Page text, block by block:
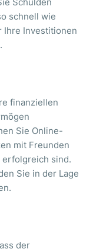
schnell wie
Ihre Investitionen
finanziellen
Sie Online-
mit Freunden
sind.
Sie in der Lage
der